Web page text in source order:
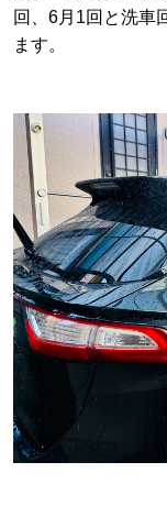
回、6月1回と洗車
ます。